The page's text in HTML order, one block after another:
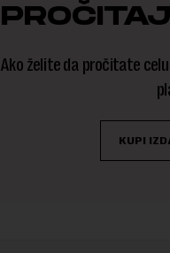
Ako želite da pročitate
KUPI